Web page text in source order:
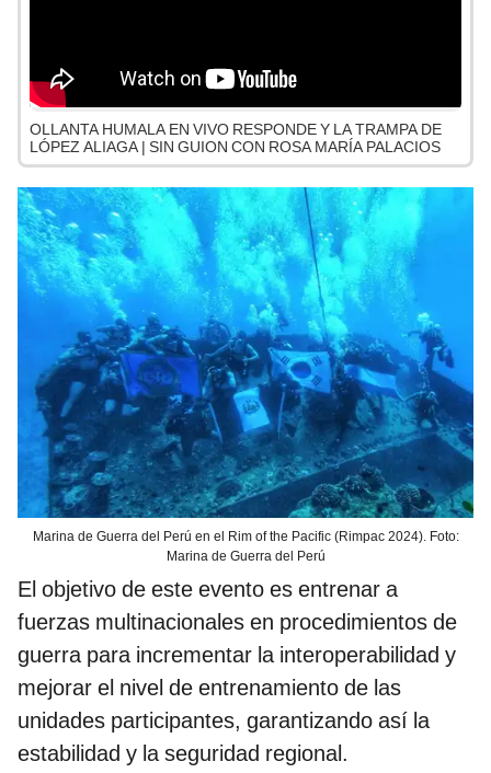
OLLANTA HUMALA EN VIVO RESPONDE Y LA TRAMPA DE
LÓPEZ ALIAGA | SIN GUION CON ROSA MARÍA PALACIOS
Marina de Guerra del Perú en el Rim of the Pacific (Rimpac 2024). Foto:
Marina de Guerra del Perú
El objetivo de este evento es entrenar a
fuerzas multinacionales en procedimientos de
guerra para incrementar la interoperabilidad y
mejorar el nivel de entrenamiento de las
unidades participantes, garantizando así la
estabilidad y la seguridad regional.